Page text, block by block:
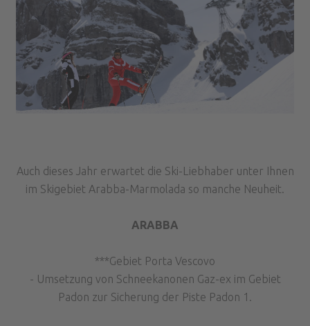
Auch dieses Jahr erwartet die Ski-Liebhaber unter Ihnen
im Skigebiet Arabba-Marmolada so manche Neuheit.
ARABBA
***Gebiet Porta Vescovo
- Umsetzung von Schneekanonen Gaz-ex im Gebiet
Padon zur Sicherung der Piste Padon 1.